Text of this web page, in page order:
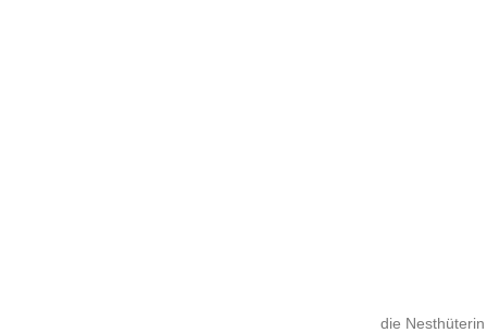
die Nesthüterin